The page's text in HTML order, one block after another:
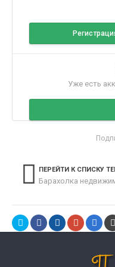
Уже есть
ПЕРЕЙТИ К СПИСКУ
Барахолка